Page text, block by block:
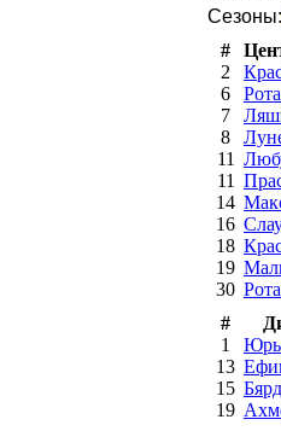
Сезоны:
#
2
6
7
8
11
11
14
16
18
19
30
#
1
13
15
19